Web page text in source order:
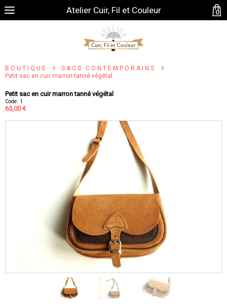
Atelier Cuir, Fil et Couleur
BOUTIQUE
SACS CONTEMPORAINS
Petit sac en cuir marron tanné végétal
Petit sac en cuir marron tanné végétal
Code: 1
65,00 €
0